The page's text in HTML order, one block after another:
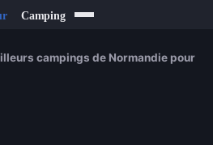
campings de Normandie pour